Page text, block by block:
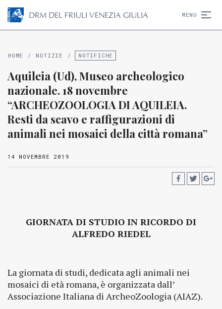
DRM DEL FRIULI VENEZIA GIULIA MENU
HOME / NOTIZIE / NOTIFICHE
Aquileia (Ud), Museo archeologico
nazionale. 18 novembre
“ARCHEOZOOLOGIA DI AQUILEIA.
Resti da scavo e raffigurazioni di
animali nei mosaici della città romana”
14 NOVEMBRE 2019
GIORNATA DI STUDIO IN RICORDO DI
ALFREDO RIEDEL
La giornata di studi, dedicata agli animali nei
mosaici di età romana, è organizzata dall’
Associazione Italiana di ArcheoZoologia (AIAZ).